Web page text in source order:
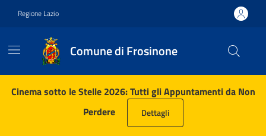
Regione Lazio
Comune di Frosinone
Contenuti in evidenza
Cinema sotto le Stelle 2026: Tutti gli Appuntamenti da Non
Perdere
Dettagli